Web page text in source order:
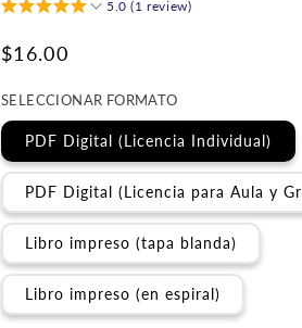
5.0 (1 review)
Regular
$16.00
SELECCIONAR FORMATO
PDF Digital (Licencia Individual)
PDF Digital (Licencia para Aula y
Libro impreso (tapa blanda)
Libro impreso (en espiral)